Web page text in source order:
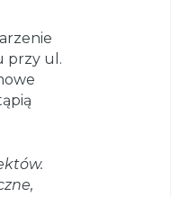
przy ul.